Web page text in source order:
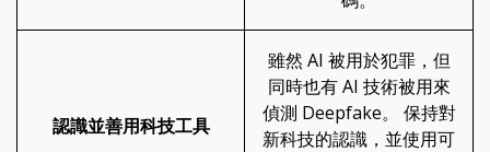
認識並善用科技工具
雖然 AI 被用於犯罪，但
同時也有 AI 技術被用來
偵測 Deepfake。 保持對
新科技的認識，並使用可